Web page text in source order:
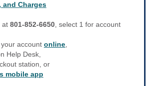
and Charges
at 801-852-6650 , select 1 for account
account online
Help Desk,
station, or
mobile app